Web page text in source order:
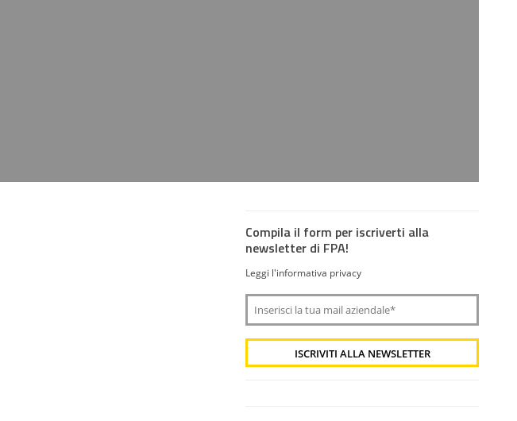
Compila il form per iscriverti alla
newsletter di FPA!
Leggi l'informativa privacy